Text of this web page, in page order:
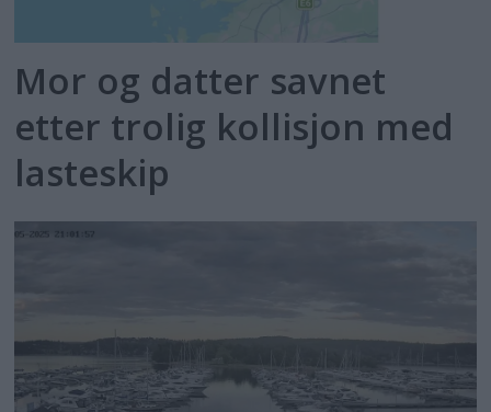
Mor og datter savnet
etter trolig kollisjon med
lasteskip